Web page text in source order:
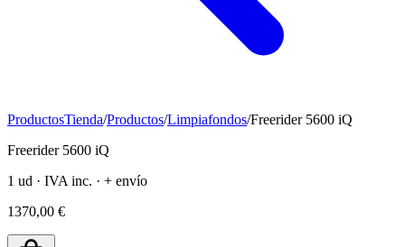
ProductosTienda/Productos/Limpiafondos/Freerider 5600 iQ
Freerider 5600 iQ
1 ud · IVA inc. · + envío
1370,00 €